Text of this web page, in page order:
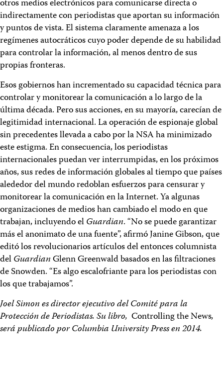
otros medios electrónicos para comunicarse directa o
indirectamente con periodistas que aportan su información
y puntos de vista. El sistema claramente amenaza a los
regímenes autocráticos cuyo poder depende de su habilidad
para controlar la información, al menos dentro de sus
propias fronteras.
Esos gobiernos han incrementado su capacidad técnica para
controlar y monitorear la comunicación a lo largo de la
última década. Pero sus acciones, en su mayoría, carecían de
legitimidad internacional. La operación de espionaje global
sin precedentes llevada a cabo por la NSA ha minimizado
este estigma. En consecuencia, los periodistas
internacionales puedan ver interrumpidas, en los próximos
años, sus redes de información globales al tiempo que países
alededor del mundo redoblan esfuerzos para censurar y
monitorear la comunicación en la Internet. Ya algunas
organizaciones de medios han cambiado el modo en que
trabajan, incluyendo elGuardian. “No se puede garantizar
más el anonimato de una fuente”, afirmó Janine Gibson, que
editó los revolucionarios artículos del entonces columnista
delGuardianGlenn Greenwald basados en las filtraciones
de Snowden. “Es algo escalofriante para los periodistas con
los que trabajamos”.
Joel Simon es director ejecutivo del Comité para la
Protección de Periodistas. Su libro, Controlling the News,
será publicado por Columbia University Press en 2014.